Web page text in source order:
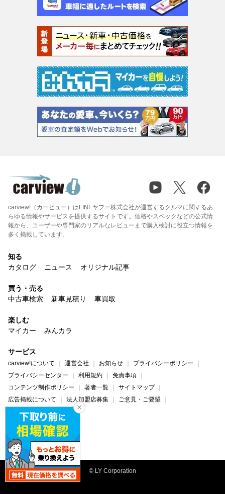
carview!（カービュー）はLINEヤフー株式会社が運営するクルマに関するあ
らゆる情報やサービスを提供するサイトです。価格やスペックなどの公式情
報から、ユーザーや専門家のリアルなレビューまで購入検討に役立つ情報を
多く掲載しています。
知る
カタログ
ニュース オリジナル記事
買う・売る
中古車検索
新車見積り 車買取
楽しむ
マイカー
みんカラ
サービス
carview!について 運営会社 お知らせ
プライバシーポリシー
プライバシーセンター
利用規約
免責事項
コンテンツ制作ポリシー
著者一覧
サイトマップ
広告掲載について
法人加盟店募集
ご意見・ご要望
ヘルプ・お問い合わせ
carview! Yahoo! JAPAN
© LY Corporation